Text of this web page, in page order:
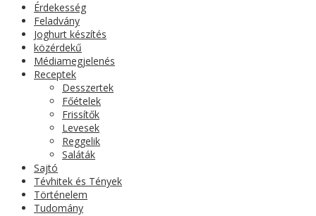
Érdekesség
Feladvány
Joghurt készítés
közérdekű
Médiamegjelenés
Receptek
Desszertek
Főételek
Frissítők
Levesek
Reggelik
Saláták
Sajtó
Tévhitek és Tények
Történelem
Tudomány